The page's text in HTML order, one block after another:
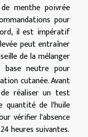
menthe poivrée
pour
il est impératif
peut entraîner
de la mélanger
base neutre pour
cutanée. Avant
réaliser un test
quantité de l'huile
vérifier l'absence
heures suivantes.